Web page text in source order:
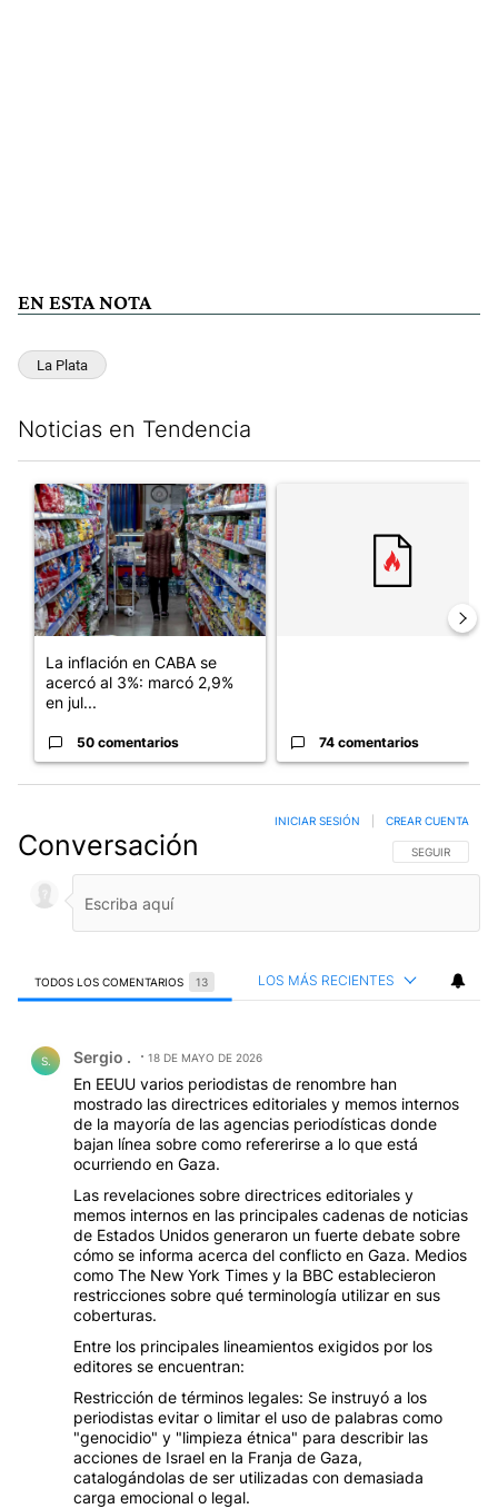
EN ESTA NOTA
La Plata
Noticias en Tendencia
Un artículo de tendencia con el título "La inflación en CABA se
La inflación en CABA se
acercó al 3%: marcó 2,9%
en jul...
50 comentarios 74 comentarios
Conversación SIGA ESTA
SEGUIR
INICIAR SESIÓN CREAR CUENTA
TODOS LOS COMENTARIOS 13 LOS MÁS RECIENTES
S. Sergio . 18 DE MAYO DE 2026
En EEUU varios periodistas de renombre han
mostrado las directrices editoriales y memos internos
de la mayoría de las agencias periodísticas donde
bajan línea sobre como refererirse a lo que está
ocurriendo en Gaza.
Las revelaciones sobre directrices editoriales y
memos internos en las principales cadenas de noticias
de Estados Unidos generaron un fuerte debate sobre
cómo se informa acerca del conflicto en Gaza. Medios
como The New York Times y la BBC establecieron
restricciones sobre qué terminología utilizar en sus
coberturas.
Entre los principales lineamientos exigidos por los
editores se encuentran:
Restricción de términos legales: Se instruyó a los
periodistas evitar o limitar el uso de palabras como
"genocidio" y "limpieza étnica" para describir las
acciones de Israel en la Franja de Gaza,
catalogándolas de ser utilizadas con demasiada
carga emocional o legal.